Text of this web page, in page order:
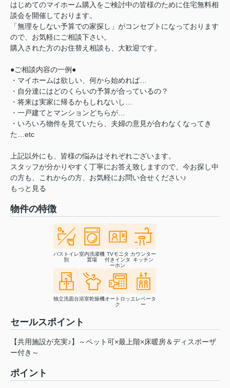
はじめてのマイホーム購入をご検討中の皆様のために住宅無料相
談会を開催しております。
「無理をしない予算での家探し」がコンセプトになっております
ので、お気軽にご相談下さい。
購入された方のお住替え相談も、大歓迎です。
●ご相談内容の一例●
・マイホームは欲しい、何から始めれば…
・自分達にはどのくらいの予算が合っているの？
・将来は実家に帰るかもしれないし…
・一戸建てとマンションどちらが…
・いろいろ物件を見ていたら、夫婦の意見が合わなくなってき
た…etc
上記以外にも、皆様の悩みはそれぞれございます。
スタッフが分かりやすく丁寧にお答え致しますので、今お探し中
の方も、これからの方、お気軽にお問い合せください♪
もっと見る
物件の特徴
バストイレ
別
室内洗濯機
置場
TVモニタ
付きインタ
ーホン
カウンター
キッチン
独立洗面台浴室乾燥機オートロッ
ク
エレベータ
ー
セールスポイント
【共用施設が充実♪】～ペット可×最上階×床暖房＆ディスポーザ
ー付き～
ポイント